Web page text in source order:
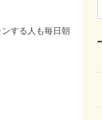
する人も毎日朝